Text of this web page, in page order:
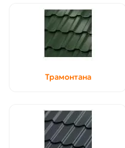
Трамонтана